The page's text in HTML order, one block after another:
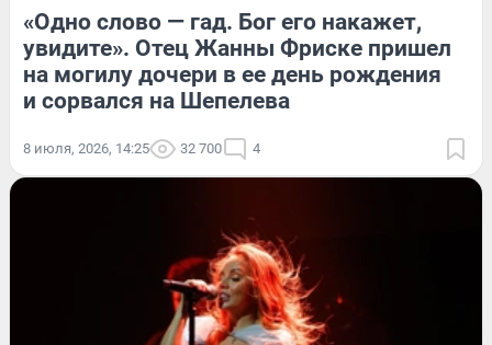
«Одно слово — гад. Бог его накажет,
увидите». Отец Жанны Фриске пришел
на могилу дочери в ее день рождения
и сорвался на Шепелева
8 июля, 2026, 14:25 32 700 4